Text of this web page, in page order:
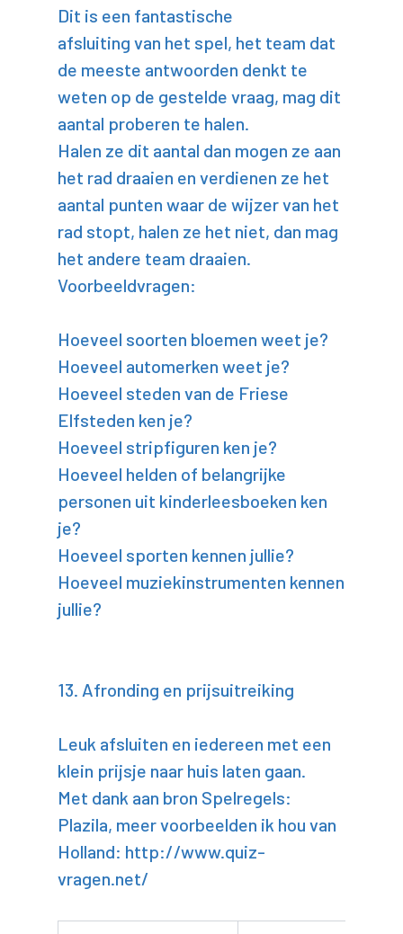
Dit is een fantastische
afsluiting van het spel, het team dat
de meeste antwoorden denkt te
weten op de gestelde vraag, mag dit
aantal proberen te halen.
Halen ze dit aantal dan mogen ze aan
het rad draaien en verdienen ze het
aantal punten waar de wijzer van het
rad stopt, halen ze het niet, dan mag
het andere team draaien.
Voorbeeldvragen:
Hoeveel soorten bloemen weet je?
Hoeveel automerken weet je?
Hoeveel steden van de Friese
Elfsteden ken je?
Hoeveel stripfiguren ken je?
Hoeveel helden of belangrijke
personen uit kinderleesboeken ken
je?
Hoeveel sporten kennen jullie?
Hoeveel muziekinstrumenten kennen
jullie?
13. Afronding en prijsuitreiking
Leuk afsluiten en iedereen met een
klein prijsje naar huis laten gaan.
Met dank aan bron Spelregels:
Plazila, meer voorbeelden ik hou van
Holland: http://www.quiz-
vragen.net/